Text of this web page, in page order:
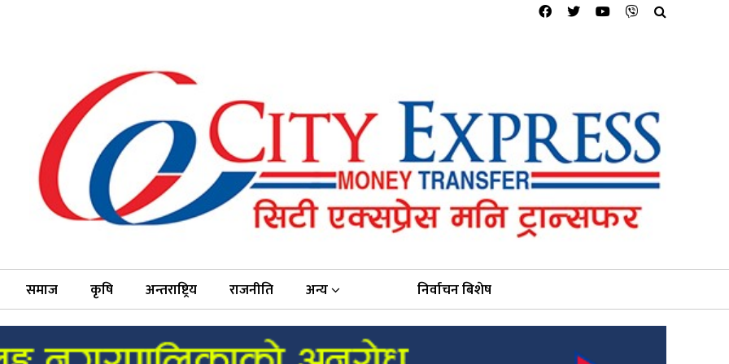
समाज कृषि अन्तराष्ट्रिय राजनीति अन्य निर्वाचन बिशेष